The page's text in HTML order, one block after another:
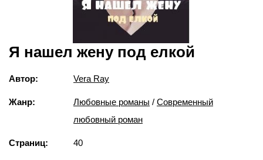
Я нашел жену под елкой
Автор: Vera Ray
Жанр: Любовные романы / Современный
любовный роман
Страниц: 40